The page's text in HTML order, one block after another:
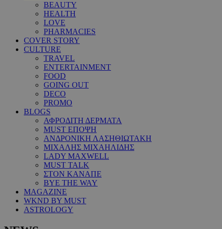
BEAUTY
HEALTH
LOVE
PHARMACIES
COVER STORY
CULTURE
TRAVEL
ENTERTAINMENT
FOOD
GOING OUT
DECO
PROMO
BLOGS
ΑΦΡΟΔΙΤΗ ΔΕΡΜΑΤΑ
MUST ΕΠΟΨΗ
ΑΝΔΡΟΝΙΚΗ ΛΑΣΗΘΙΩΤΑΚΗ
ΜΙΧΑΛΗΣ ΜΙΧΑΗΛΙΔΗΣ
LADY MAXWELL
MUST TALK
ΣΤΟΝ ΚΑΝΑΠΕ
BYE THE WAY
MAGAZINE
WKND BY MUST
ASTROLOGY